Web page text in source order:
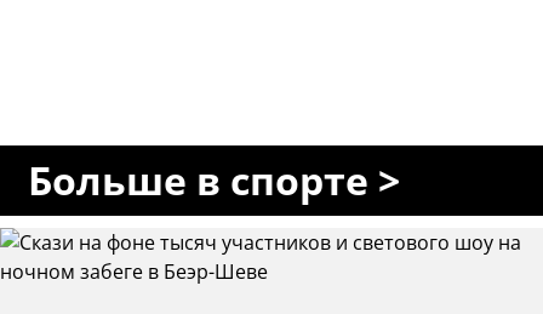
Больше в спорте >